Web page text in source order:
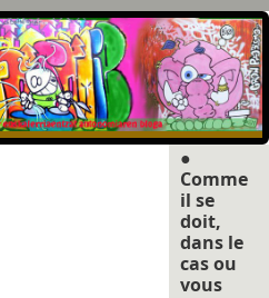
●
Comme
il se
doit,
dans le
cas ou
vous